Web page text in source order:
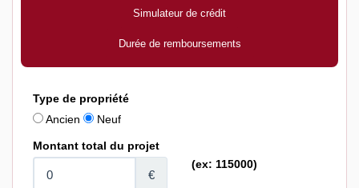
Simulateur de crédit
Durée de remboursements